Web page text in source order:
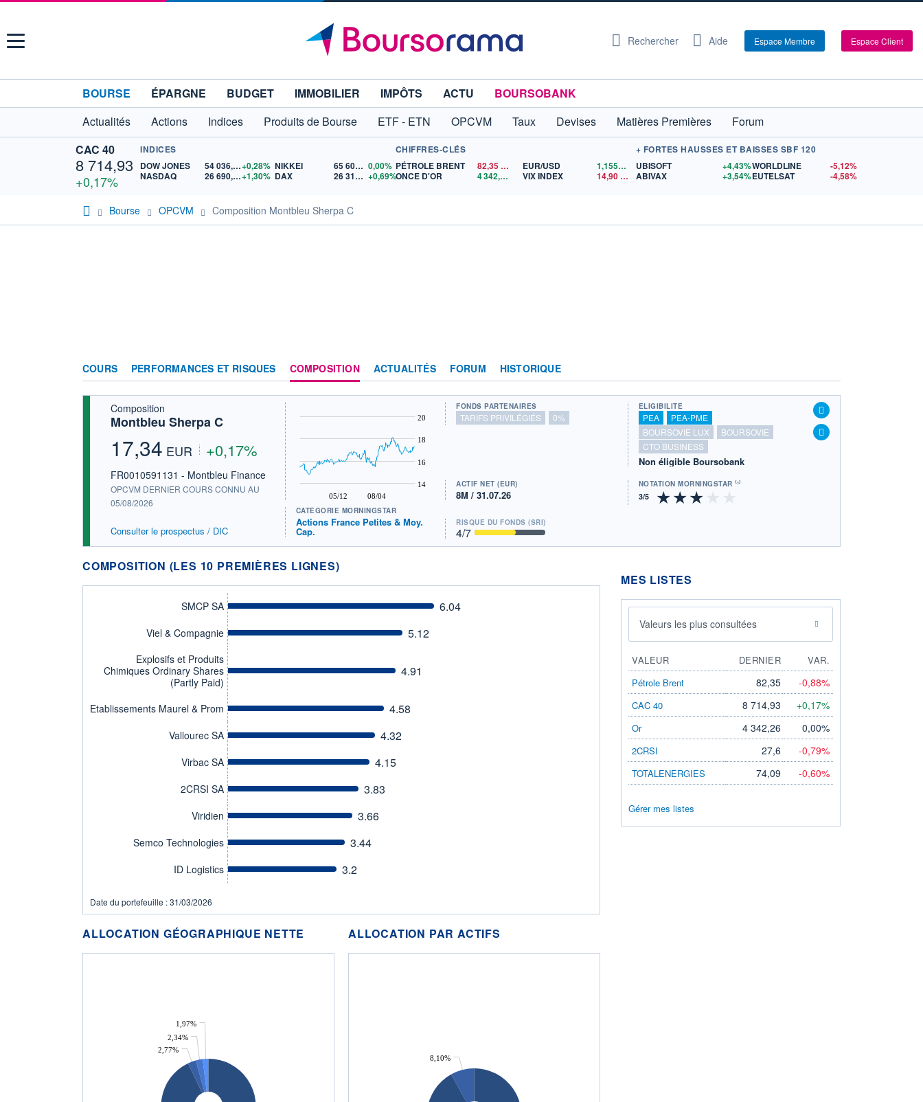
Menu Rechercher Aide Espace Membre Espace Client
BOURSE ÉPARGNE BUDGET IMMOBILIER IMPÔTS ACTU
BOURSOBANK
Actualités
Actions Indices Produits de Bourse ETF - ETN OPCVM Taux Devises Matières Premières
Forum
CAC 40
8 714,93
+0,17%
INDICES
DOW JONES
54 036,93+0,28%
NASDAQ
26 690,62+1,30%
NIKKEI 65 606,71 0,00%
DAX
26 319,45 +0,69%
CHIFFRES-CLÉS
PÉTROLE BRENT
82,35$US
ONCE D'OR
4 342,26 $US
EUR/USD 1,1559$US
VIX INDEX
14,90
+ FORTES HAUSSES ET BAISSES SBF 120
UBISOFT
+4,43%
ABIVAX
+3,54%
WORLDLINE
-5,12%
EUTELSAT
-4,58%
Bourse OPCVM Composition Montbleu Sherpa C
COURS PERFORMANCES ET RISQUES COMPOSITION ACTUALITÉS FORUM HISTORIQUE
Composition
Montbleu Sherpa C
17,34 EUR +0,17%
FR0010591131 - Montbleu Finance
OPCVM DERNIER COURS CONNU AU
05/08/2026
Consulter le prospectus / DIC
05/12 08/04
14
16
18
20
CATÉGORIE MORNINGSTAR
Actions France Petites & Moy.
Cap.
FONDS PARTENAIRES
TARIFS PRIVILÉGIÉS 0%
ÉLIGIBILITÉ
PEA
PEA-PME
BOURSOVIE LUX
BOURSOVIE
CTO BUSINESS
Non éligible Boursobank
ACTIF NET (EUR)
8M / 31.07.26
NOTATION MORNINGSTAR ⁽¹⁾
RISQUE DU FONDS (SRI)
4/7
COMPOSITION (LES 10 PREMIÈRES LIGNES)
SMCP SA 6.04
Viel & Compagnie 5.12
Explosifs et Produits
Chimiques Ordinary Shares
(Partly Paid)
4.91
Etablissements Maurel & Prom 4.58
Vallourec SA 4.32
Virbac SA 4.15
2CRSI SA 3.83
Viridien 3.66
Semco Technologies 3.44
ID Logistics 3.2
Date du portefeuille : 31/03/2026
ALLOCATION GÉOGRAPHIQUE NETTE
2,77%
2,34%
1,97%
ALLOCATION PAR ACTIFS
8,10%
MES LISTES
Valeurs les plus consultées
VALEUR DERNIER
VAR.
Pétrole Brent
82,35 -0,88%
CAC 40 8 714,93 +0,17%
Or 4 342,26 0,00%
2CRSI 27,6 -0,79%
TOTALENERGIES 74,09 -0,60%
Gérer mes listes